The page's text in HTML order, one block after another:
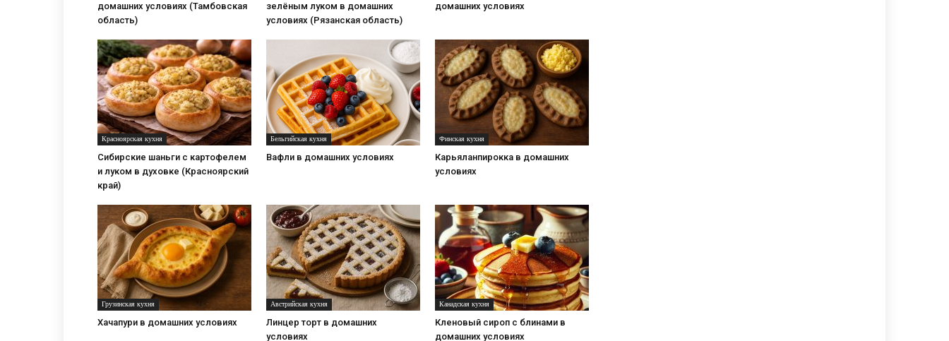
домашних условиях (Тамбовская
область)
зелёным луком в домашних
условиях (Рязанская область)
домашних условиях
Красноярская кухня
Сибирские шаньги с картофелем
и луком в духовке (Красноярский
край)
Бельгийская кухня
Вафли в домашних условиях
Финская кухня
Карьяланпирокка в домашних
условиях
Грузинская кухня
Хачапури в домашних условиях
Австрийская кухня
Линцер торт в домашних
условиях
Канадская кухня
Кленовый сироп с блинами в
домашних условиях